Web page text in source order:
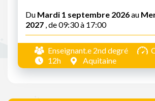
Du Mardi 1 septembre 2026au
2027 , de 09:30 à 17:00
Enseignant.e 2nd degré
12h
Aquitaine